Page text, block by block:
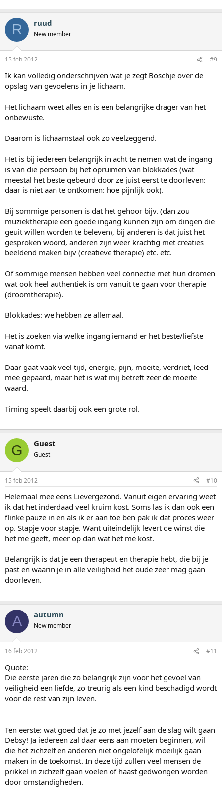
R ruud
New member
15 feb 2012 #9
Ik kan volledig onderschrijven wat je zegt Boschje over de
opslag van gevoelens in je lichaam.
Het lichaam weet alles en is een belangrijke drager van het
onbewuste.
Daarom is lichaamstaal ook zo veelzeggend.
Het is bij iedereen belangrijk in acht te nemen wat de ingang
is van die persoon bij het opruimen van blokkades (wat
meestal het beste gebeurd door ze juist eerst te doorleven:
daar is niet aan te ontkomen: hoe pijnlijk ook).
Bij sommige personen is dat het gehoor bijv. (dan zou
muziektherapie een goede ingang kunnen zijn om dingen die
geuit willen worden te beleven), bij anderen is dat juist het
gesproken woord, anderen zijn weer krachtig met creaties
beeldend maken bijv (creatieve therapie) etc. etc.
Of sommige mensen hebben veel connectie met hun dromen
wat ook heel authentiek is om vanuit te gaan voor therapie
(droomtherapie).
Blokkades: we hebben ze allemaal.
Het is zoeken via welke ingang iemand er het beste/liefste
vanaf komt.
Daar gaat vaak veel tijd, energie, pijn, moeite, verdriet, leed
mee gepaard, maar het is wat mij betreft zeer de moeite
waard.
Timing speelt daarbij ook een grote rol.
G Guest
Guest
15 feb 2012 #10
Helemaal mee eens Lievergezond. Vanuit eigen ervaring weet
ik dat het inderdaad veel kruim kost. Soms las ik dan ook een
flinke pauze in en als ik er aan toe ben pak ik dat proces weer
op. Stapje voor stapje. Want uiteindelijk levert de winst die
het me geeft, meer op dan wat het me kost.
Belangrijk is dat je een therapeut en therapie hebt, die bij je
past en waarin je in alle veiligheid het oude zeer mag gaan
doorleven.
A autumn
New member
16 feb 2012 #11
Quote:
Die eerste jaren die zo belangrijk zijn voor het gevoel van
veiligheid een liefde, zo treurig als een kind beschadigd wordt
voor de rest van zijn leven.
Ten eerste: wat goed dat je zo met jezelf aan de slag wilt gaan
Debsy! Ja iedereen zal daar eens aan moeten beginnen, wil
die het zichzelf en anderen niet ongelofelijk moeilijk gaan
maken in de toekomst. In deze tijd zullen veel mensen de
prikkel in zichzelf gaan voelen of haast gedwongen worden
door omstandigheden.